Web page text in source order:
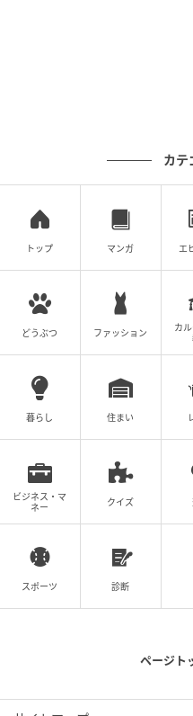
カテ
トップ マンガ エ
どうぶつ ファッション
カ
暮らし 住まい
ビジネス・マ
ネー
クイズ
スポーツ 診断
ページト